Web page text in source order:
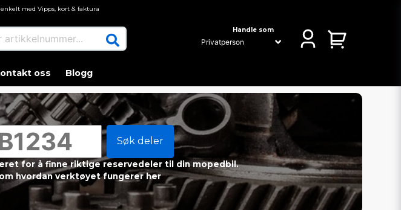
med Vipps, kort & faktura
Handle som
oss Blogg
Søk deler
for å finne riktige reservedeler til din mopedbil.
hvordan verktøyet fungerer her